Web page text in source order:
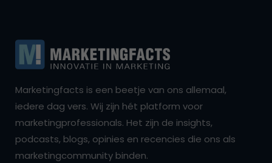
Marketingfacts is een beetje van ons allemaal,
iedere dag vers. Wij zijn hét platform voor
marketingprofessionals. Het zijn de insights,
podcasts, blogs, opinies en recencies die ons als
marketingcommunity binden.